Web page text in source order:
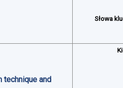
Słowa
technique and